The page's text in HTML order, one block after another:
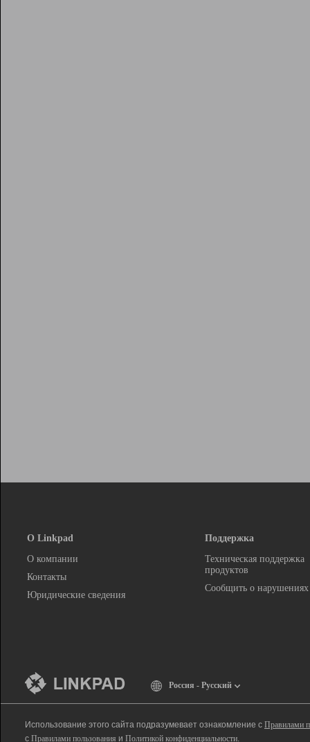
О Linkpad
О компании
Контакты
Юридические сведения
Поддержка
Техническая поддержка
продуктов
Сообщить о нарушениях
Россия - Русский
Использование этого сайта подразумевает ознакомление с Правилами
с Правилами пользования и Политикой конфиденциальности.